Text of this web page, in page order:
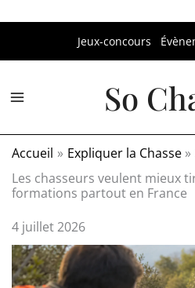
Jeux-concours
So
Accueil Expliquer la Chasse
Les chasseurs veulent mieux
formations partout en France
4 juillet 2026